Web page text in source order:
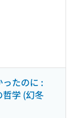
たのに :
学 (幻冬